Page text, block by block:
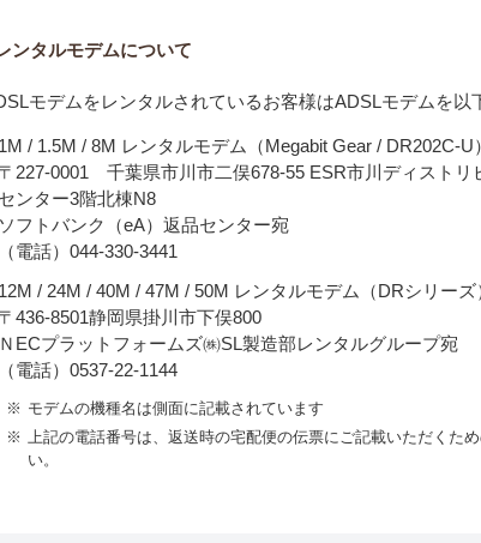
ンタルモデムについて
モデムをレンタルされているお客様はADSLモデムを以
/ 1.5M / 8M レンタルモデム（Megabit Gear / DR202C-U
227-0001 千葉県市川市二俣678-55 ESR市川ディストリ
ンター3階北棟N8
フトバンク（eA）返品センター宛
電話）044-330-3441
/ 24M / 40M / 47M / 50M レンタルモデム（DRシリー
436-8501静岡県掛川市下俣800
ECプラットフォームズ㈱SL製造部レンタルグループ宛
電話）0537-22-1144
※ モデムの機種名は側面に記載されています
※ 上記の電話番号は、返送時の宅配便の伝票にご記載いただくた
い。